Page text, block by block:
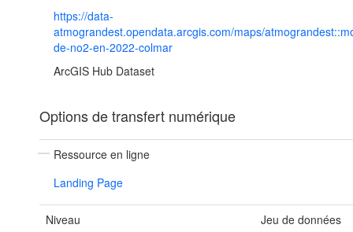
https://data-
atmograndest.opendata.arcgis.com/maps/
de-no2-en-2022-colmar
ArcGIS Hub Dataset
Options de transfert numérique
Ressource en ligne
Landing Page
Niveau Jeu de données